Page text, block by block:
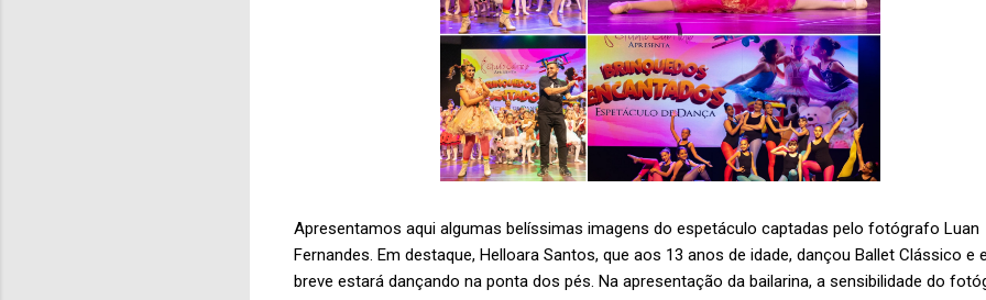
Apresentamos aqui algumas belíssimas imagens do espetáculo captadas pelo fotógrafo Luan
Fernandes. Em destaque, Helloara Santos, que aos 13 anos de idade, dançou Ballet Clássico e
breve estará dançando na ponta dos pés. Na apresentação da bailarina, a sensibilidade do